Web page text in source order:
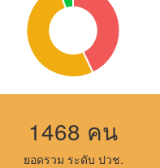
1468 คน
ยอดรวม ระดับ ปวช.